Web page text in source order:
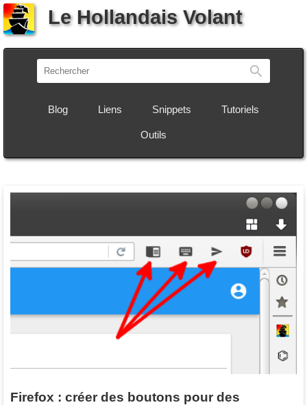
Le Hollandais Volant
Blog Liens Snippets Tutoriels
Outils
Firefox : créer des boutons pour des